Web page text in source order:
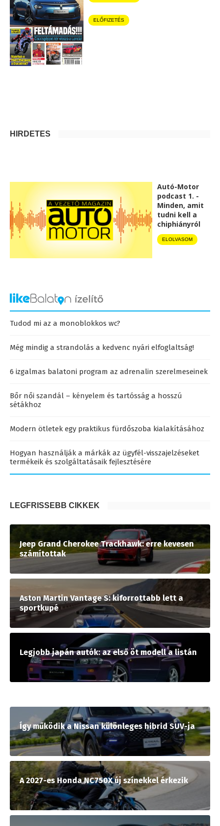
ELŐFIZETÉS
HIRDETÉS
Autó-Motor
podcast 1. -
Minden, amit
tudni kell a
chiphiányról
ELOLVASOM
Tudod mi az a monoblokkos wc?
Még mindig a strandolás a kedvenc nyári elfoglaltság!
6 izgalmas balatoni program az adrenalin szerelmeseinek
Bőr női szandál – kényelem és tartósság a hosszú
sétákhoz
Modern ötletek egy praktikus fürdőszoba kialakításához
Hogyan használják a márkák az ügyfél-visszajelzéseket
termékeik és szolgáltatásaik fejlesztésére
LEGFRISSEBB CIKKEK
Jeep Grand Cherokee Trackhawk: erre kevesen
számítottak
Aston Martin Vantage S: kiforrottabb lett a
sportkupé
Legjobb japán autók: az első öt modell a listán
Így működik a Nissan különleges hibrid SUV-ja
A 2027-es Honda NC750X új színekkel érkezik